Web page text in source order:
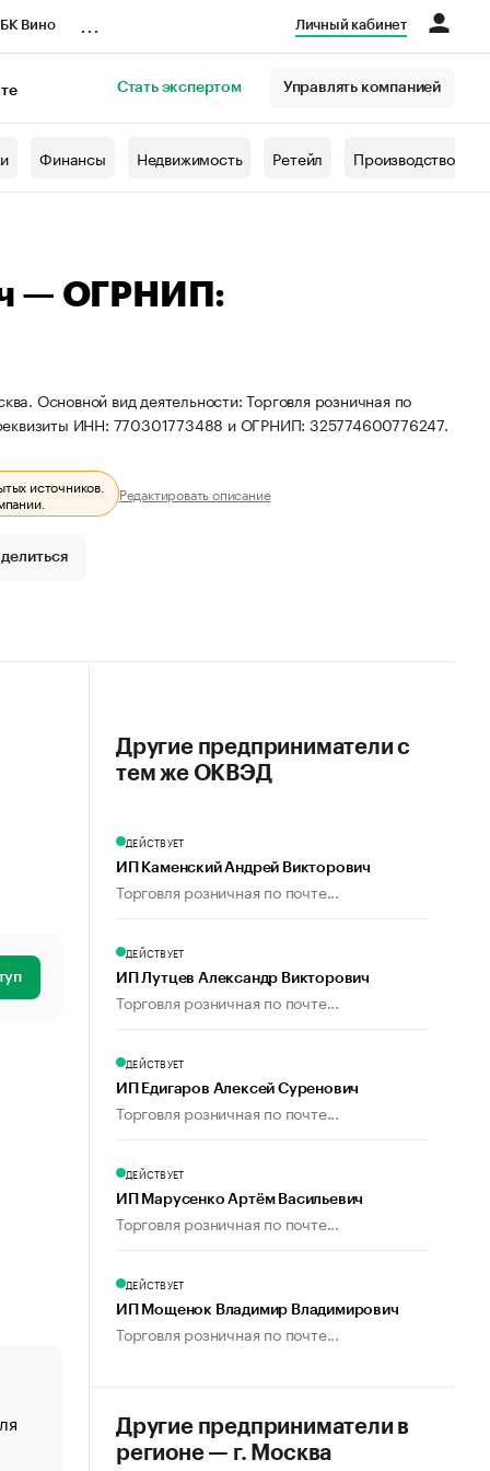
Вино Личный кабинет
Стать экспертом Управлять компанией
Финансы Недвижимость Ретейл Производство
— ОГРНИП:
Основной вид деятельности: Торговля розничная по
ИНН: 770301773488 и ОГРНИП: 325774600776247.
источников.
Редактировать описание
«От спорта тело стареет иначе». Как живет глава
создавшей GTA
Другие предприниматели с
тем же ОКВЭД
ДЕЙСТВУЕТ
ИП Каменский Андрей Викторович
Торговля розничная по почте...
ДЕЙСТВУЕТ
ИП Лутцев Александр Викторович
Торговля розничная по почте...
ДЕЙСТВУЕТ
ИП Едигаров Алексей Суренович
Торговля розничная по почте...
ДЕЙСТВУЕТ
ИП Марусенко Артём Васильевич
Торговля розничная по почте...
ДЕЙСТВУЕТ
ИП Мощенок Владимир Владимирович
Торговля розничная по почте...
Другие предприниматели в
регионе — г. Москва